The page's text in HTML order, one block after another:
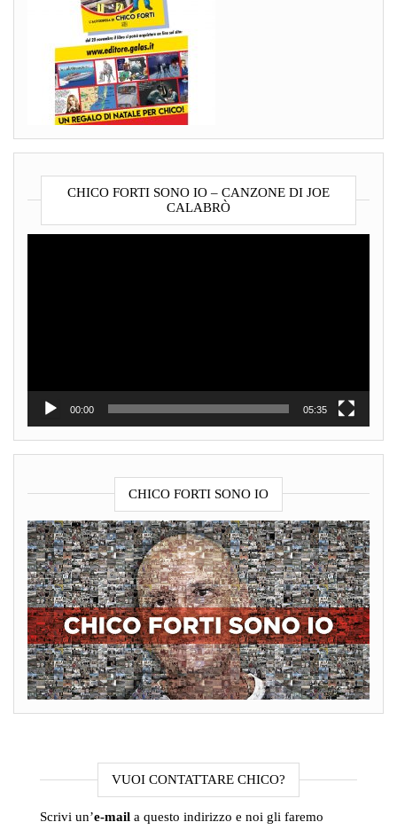
CHICO FORTI SONO IO – CANZONE DI JOE
CALABRÒ
00:00 05:35
CHICO FORTI SONO IO
VUOI CONTATTARE CHICO?
Scrivi un’e-mail a questo indirizzo e noi gli faremo